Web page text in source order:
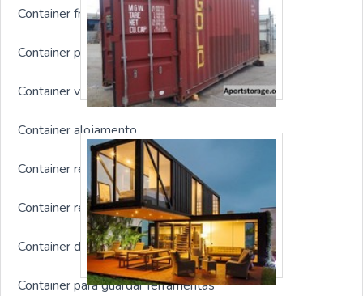
Container frigorífico
Container personalizado
Container vestiário
Container alojamento
Container refeitório
Container refrigerado usado
Container dormitório
Container para guardar ferramentas